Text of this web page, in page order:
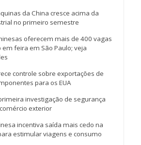
da China cresce acima da
no primeiro semestre
oferecem mais de 400 vagas
feira em São Paulo; veja
controle sobre exportações de
para os EUA
investigação de segurança
exterior
incentiva saída mais cedo na
estimular viagens e consumo